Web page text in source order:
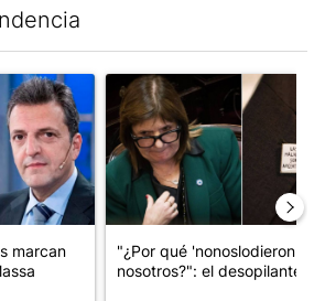
con el título "Los gobernadores
marcan
Un artículo de tendencia con
"¿Por qué 'nonoslodieron' a
nosotros?": el desopilante ...